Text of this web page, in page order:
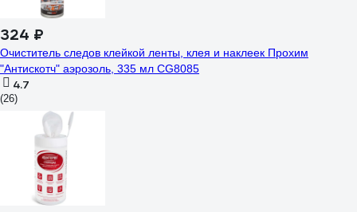
324 ₽
Очиститель следов клейкой ленты, клея и наклеек Прохим
"Антискотч" аэрозоль, 335 мл CG8085
4.7
(26)